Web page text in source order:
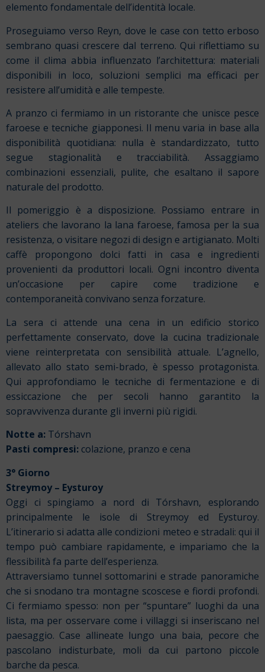
elemento fondamentale dell’identità locale.
Proseguiamo verso Reyn, dove le case con tetto erboso
sembrano quasi crescere dal terreno. Qui riflettiamo su
come il clima abbia influenzato l’architettura: materiali
disponibili in loco, soluzioni semplici ma efficaci per
resistere all’umidità e alle tempeste.
A pranzo ci fermiamo in un ristorante che unisce pesce
faroese e tecniche giapponesi. Il menu varia in base alla
disponibilità quotidiana: nulla è standardizzato, tutto
segue stagionalità e tracciabilità. Assaggiamo
combinazioni essenziali, pulite, che esaltano il sapore
naturale del prodotto.
Il pomeriggio è a disposizione. Possiamo entrare in
ateliers che lavorano la lana faroese, famosa per la sua
resistenza, o visitare negozi di design e artigianato. Molti
caffè propongono dolci fatti in casa e ingredienti
provenienti da produttori locali. Ogni incontro diventa
un’occasione per capire come tradizione e
contemporaneità convivano senza forzature.
La sera ci attende una cena in un edificio storico
perfettamente conservato, dove la cucina tradizionale
viene reinterpretata con sensibilità attuale. L’agnello,
allevato allo stato semi-brado, è spesso protagonista.
Qui approfondiamo le tecniche di fermentazione e di
essiccazione che per secoli hanno garantito la
sopravvivenza durante gli inverni più rigidi.
Notte a: Tórshavn
Pasti compresi: colazione, pranzo e cena
3° Giorno
Streymoy – Eysturoy
Oggi ci spingiamo a nord di Tórshavn, esplorando
principalmente le isole di Streymoy ed Eysturoy.
L’itinerario si adatta alle condizioni meteo e stradali: qui il
tempo può cambiare rapidamente, e impariamo che la
flessibilità fa parte dell’esperienza.
Attraversiamo tunnel sottomarini e strade panoramiche
che si snodano tra montagne scoscese e fiordi profondi.
Ci fermiamo spesso: non per “spuntare” luoghi da una
lista, ma per osservare come i villaggi si inseriscano nel
paesaggio. Case allineate lungo una baia, pecore che
pascolano indisturbate, moli da cui partono piccole
barche da pesca.